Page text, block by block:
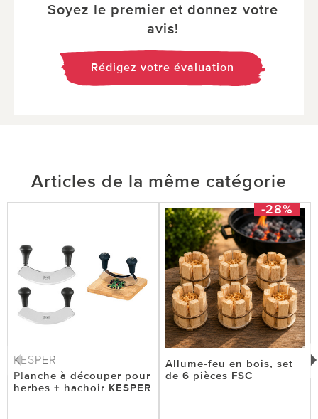
Soyez le premier et donnez votre
avis!
Rédigez votre évaluation
Articles de la même catégorie
KESPER
Planche à découper pour
herbes + hachoir KESPER
-28%
Allume-feu en bois, set
de 6 pièces FSC